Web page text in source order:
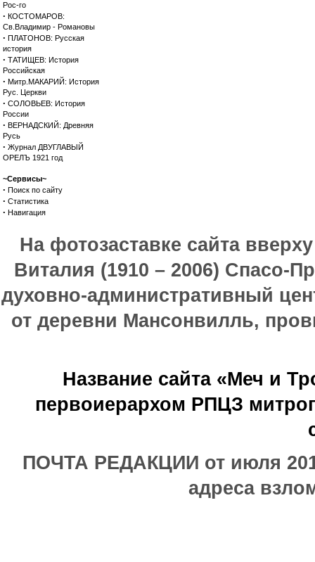
Рос-го
· КОСТОМАРОВ:
Св.Владимир - Романовы
· ПЛАТОНОВ: Русская
история
· ТАТИЩЕВ: История
Российская
· Митр.МАКАРИЙ: История
Рус. Церкви
· СОЛОВЬЕВ: История
России
· ВЕРНАДСКИЙ: Древняя
Русь
· Журнал ДВУГЛАВЫЙ
ОРЕЛЪ 1921 год
~Сервисы~
· Поиск по сайту
· Статистика
· Навигация
На фотозаставке сайта
Виталия (1910 – 2006) Спасо-
духовно-административный
от деревни Мансонвилль,
Название сайта «Меч и
первоиерархом РПЦЗ
ПОЧТА РЕДАКЦИИ от июля
адреса